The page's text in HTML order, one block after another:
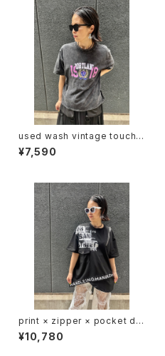
used wash vintage touch p
rint T-shirt Tシャツ ヴィンテ
ージ風 プリント ウォッシュ加工
¥7,590
print × zipper × pocket de
sign T-tops Tシャツ トップス
ジッパー プリント
¥10,780